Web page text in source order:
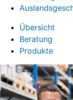
Übersicht
Beratung
Produkte